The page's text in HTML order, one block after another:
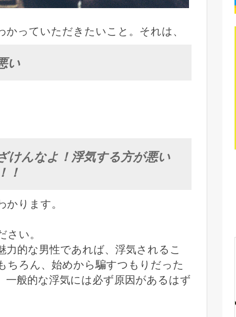
っていただきたいこと。それは、
い
けんなよ！浮気する方が悪い
！
ります。
い。
的な男性であれば、浮気されるこ
ちろん、始めから騙すつもりだった
一般的な浮気には必ず原因があるはず